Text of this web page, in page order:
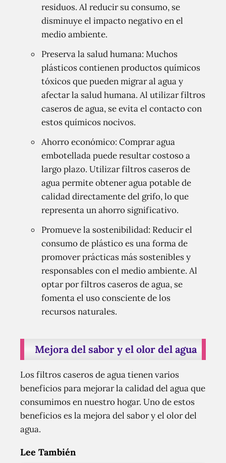
residuos. Al reducir su consumo, se
disminuye el impacto negativo en el
medio ambiente.
Preserva la salud humana: Muchos
plásticos contienen productos químicos
tóxicos que pueden migrar al agua y
afectar la salud humana. Al utilizar filtros
caseros de agua, se evita el contacto con
estos químicos nocivos.
Ahorro económico: Comprar agua
embotellada puede resultar costoso a
largo plazo. Utilizar filtros caseros de
agua permite obtener agua potable de
calidad directamente del grifo, lo que
representa un ahorro significativo.
Promueve la sostenibilidad: Reducir el
consumo de plástico es una forma de
promover prácticas más sostenibles y
responsables con el medio ambiente. Al
optar por filtros caseros de agua, se
fomenta el uso consciente de los
recursos naturales.
Mejora del sabor y el olor del agua
Los filtros caseros de agua tienen varios
beneficios para mejorar la calidad del agua que
consumimos en nuestro hogar. Uno de estos
beneficios es la mejora del sabor y el olor del
agua.
Lee También